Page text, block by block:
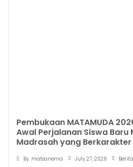
Pembukaan MATAMUDA
Awal Perjalanan Siswa Baru
Madrasah yang Berkarakter
By matsanema July 27, 2026